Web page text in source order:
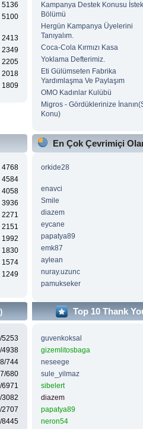
5136
5100
2413
2349
2205
2018
1809
Kampanya Destek Konusu İstek
Bölümü
Hergün Kampanya Üyelerini
Tanıyalım.
Coca-Cola Kırmızı Kasa
Yoklama Defterimiz.
Eti Gülümseten Fabrika
Yardımlaşma Ve Paylaşım
OMO Kadınlar Kulübü
Migros - Gördüklerinize
Konu)
4768
4584
4058
3936
2271
2151
1992
1830
1574
1249
En Çok Çevrimiçi
orkide28
enavci
Smile
diazem
eycane
papatya89
emk87
aylean
nuray.uzunc
pamukseker
5253
4938
744
680
6971
3082
2707
8445
Top 10 Thank
guvenkoksal
gizemlitosbaga
neseege
sule_yilmaz
sibelert
diazem
papatya89
neron54